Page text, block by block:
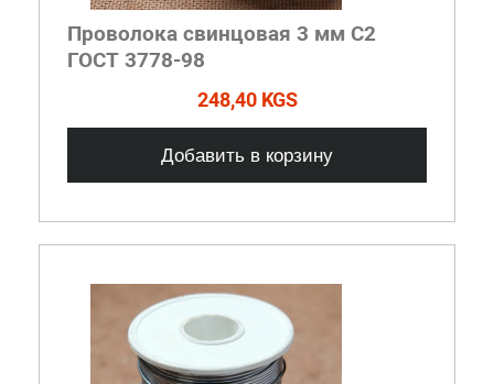
Проволока свинцовая 3 мм С2
ГОСТ 3778-98
248,40 KGS
Добавить в корзину